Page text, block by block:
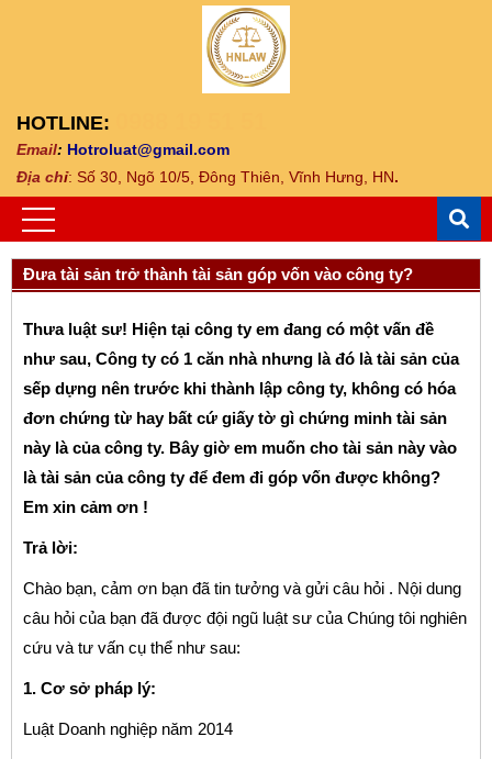
HOTLINE:
Email: Hotroluat@gmail.com
Địa chỉ: Số 30, Ngõ 10/5, Đông Thiên, Vĩnh Hưng, HN.
Đưa tài sản trở thành tài sản góp vốn vào công ty?
Thưa luật sư! Hiện tại công ty em đang có một vấn đề
như sau, Công ty có 1 căn nhà nhưng là đó là tài sản của
sếp dựng nên trước khi thành lập công ty, không có hóa
đơn chứng từ hay bất cứ giấy tờ gì chứng minh tài sản
này là của công ty. Bây giờ em muốn cho tài sản này vào
là tài sản của công ty để đem đi góp vốn được không?
Em xin cảm ơn !
Trả lời:
Chào bạn, cảm ơn bạn đã tin tưởng và gửi câu hỏi . Nội dung
câu hỏi của bạn đã được đội ngũ luật sư của Chúng tôi nghiên
cứu và tư vấn cụ thể như sau:
1. Cơ sở pháp lý:
Luật Doanh nghiệp năm 2014